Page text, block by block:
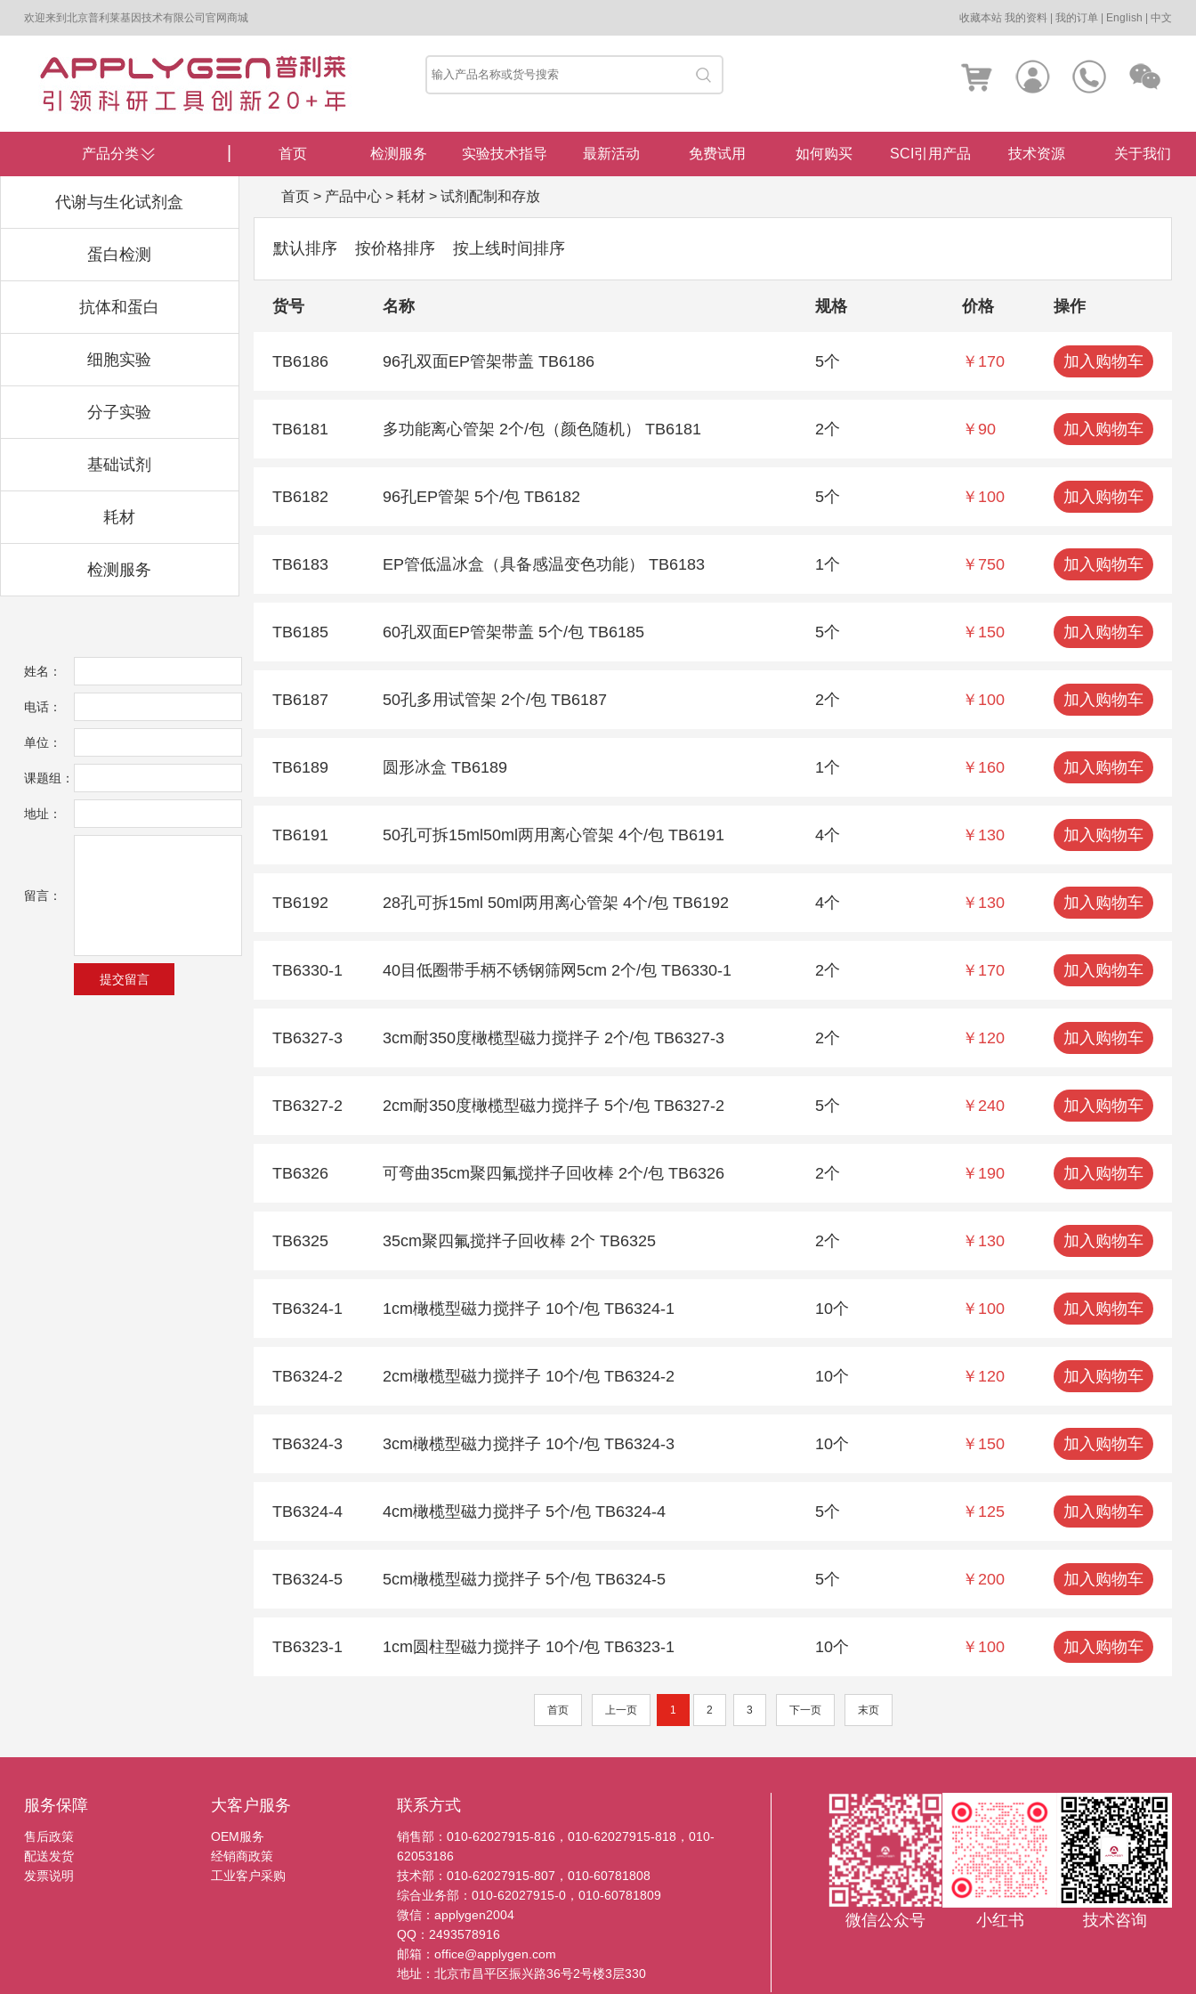
欢迎来到北京普利莱基因技术有限公司官网商城 收藏本站 我的资料 |我的订单 English |中文
产品分类
代谢与生化试剂盒
蛋白检测
抗体和蛋白
细胞实验
分子实验
基础试剂
耗材
检测服务
首页 检测服务 实验技术指导 最新活动 免费试用 如何购买 SCI引用产品 技术资源 关于我们
首页> 产品中心> 耗材> 试剂配制和存放
默认排序 按价格排序 按上线时间排序
货号 名称 规格 价格 操作
TB6186 96孔双面EP管架带盖 TB6186 5个 ￥170 加入购物车
TB6181 多功能离心管架 2个/包（颜色随机） TB6181 2个 ￥90 加入购物车
TB6182 96孔EP管架 5个/包 TB6182 5个 ￥100 加入购物车
TB6183 EP管低温冰盒（具备感温变色功能） TB6183 1个 ￥750 加入购物车
TB6185 60孔双面EP管架带盖 5个/包 TB6185 5个 ￥150 加入购物车
TB6187 50孔多用试管架 2个/包 TB6187 2个 ￥100 加入购物车
TB6189 圆形冰盒 TB6189 1个 ￥160 加入购物车
TB6191 50孔可拆15ml50ml两用离心管架 4个/包 TB6191 4个 ￥130 加入购物车
TB6192 28孔可拆15ml 50ml两用离心管架 4个/包 TB6192 4个 ￥130 加入购物车
TB6330-1 40目低圈带手柄不锈钢筛网5cm 2个/包 TB6330-1 2个 ￥170 加入购物车
TB6327-3 3cm耐350度橄榄型磁力搅拌子 2个/包 TB6327-3 2个 ￥120 加入购物车
TB6327-2 2cm耐350度橄榄型磁力搅拌子 5个/包 TB6327-2 5个 ￥240 加入购物车
TB6326 可弯曲35cm聚四氟搅拌子回收棒 2个/包 TB6326 2个 ￥190 加入购物车
TB6325 35cm聚四氟搅拌子回收棒 2个 TB6325 2个 ￥130 加入购物车
TB6324-1 1cm橄榄型磁力搅拌子 10个/包 TB6324-1 10个 ￥100 加入购物车
TB6324-2 2cm橄榄型磁力搅拌子 10个/包 TB6324-2 10个 ￥120 加入购物车
TB6324-3 3cm橄榄型磁力搅拌子 10个/包 TB6324-3 10个 ￥150 加入购物车
TB6324-4 4cm橄榄型磁力搅拌子 5个/包 TB6324-4 5个 ￥125 加入购物车
TB6324-5 5cm橄榄型磁力搅拌子 5个/包 TB6324-5 5个 ￥200 加入购物车
TB6323-1 1cm圆柱型磁力搅拌子 10个/包 TB6323-1 10个 ￥100 加入购物车
首页 上一页 1 2 3 下一页 末页
姓名：
电话：
单位：
课题组：
地址：
留言：
服务保障
售后政策
配送发货
发票说明
大客户服务
OEM服务
经销商政策
工业客户采购
联系方式
销售部：010-62027915-816，010-62027915-818，010-
62053186
技术部：010-62027915-807，010-60781808
综合业务部：010-62027915-0，010-60781809
微信：applygen2004
QQ：2493578916
邮箱：office@applygen.com
地址：北京市昌平区振兴路36号2号楼3层330
技术咨询
小红书
微信公众号